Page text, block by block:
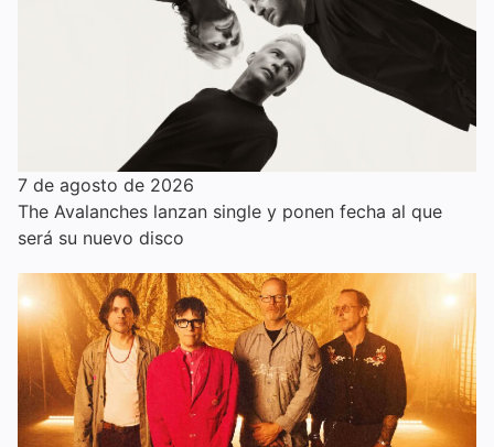
7 de agosto de 2026
The Avalanches lanzan single y ponen fecha al que
será su nuevo disco